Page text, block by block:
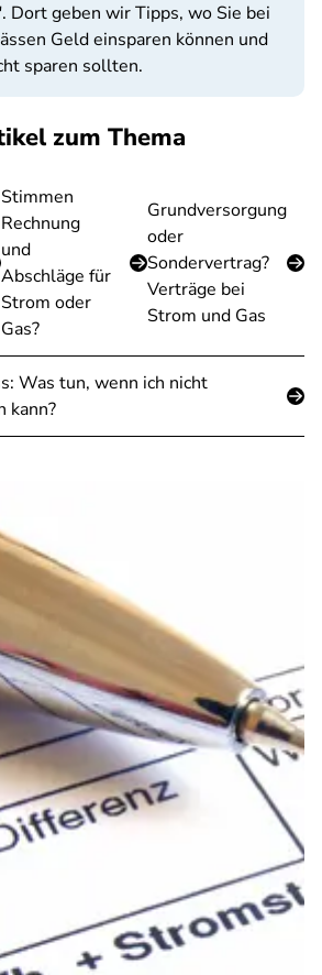
Dort geben wir Tipps, wo Sie bei
Geld einsparen können und
sparen sollten.
zum Thema
Stimmen
Rechnung
und
Abschläge für
Strom oder
Gas?
Grundversorgung
oder
Sondervertrag?
Verträge bei
Strom und Gas
Was tun, wenn ich nicht
kann?